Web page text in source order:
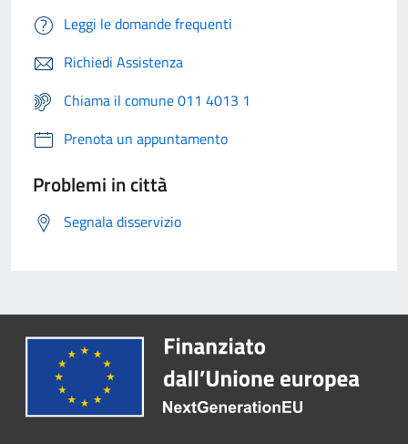
Leggi le domande frequenti
Richiedi Assistenza
Chiama il comune 011 4013 1
Prenota un appuntamento
Problemi in città
Segnala disservizio